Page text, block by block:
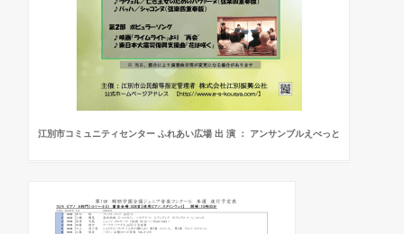
江別市コミュニティセンター ふれあい広場 出 演 ： アンサンブルえべっと